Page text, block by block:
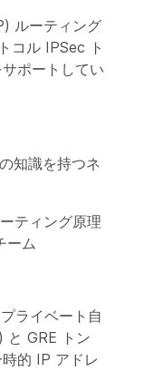
ルーティング
コル IPSec ト
ポートしてい
知識を持つネ
ティング原理
ーム
ライベート自
と GRE トン
的 IP アドレ